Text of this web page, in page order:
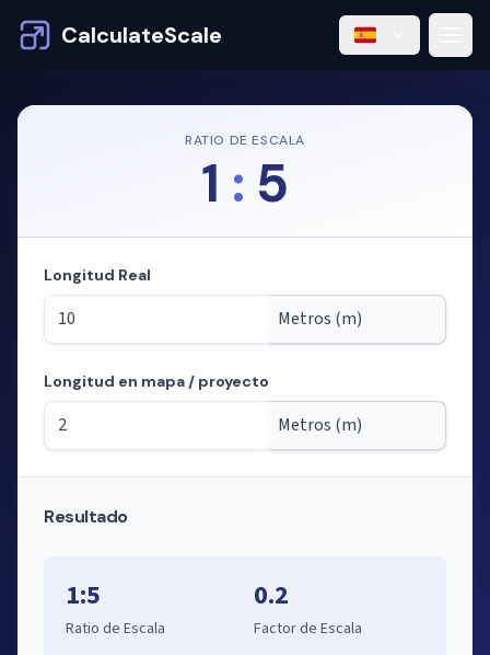
CalculateScale
RATIO DE ESCALA
1 : 5
Modo: calculando longitudes a partir de la escala
Longitud Real
Longitud en mapa / proyecto
Resultado
1:5
Ratio de Escala
0.2
Factor de Escala